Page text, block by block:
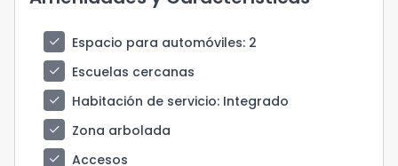
check Espacio para automóviles: 2
check
Escuelas cercanas
check
Habitación de servicio: Integrado
check
Zona arbolada
check
Accesos